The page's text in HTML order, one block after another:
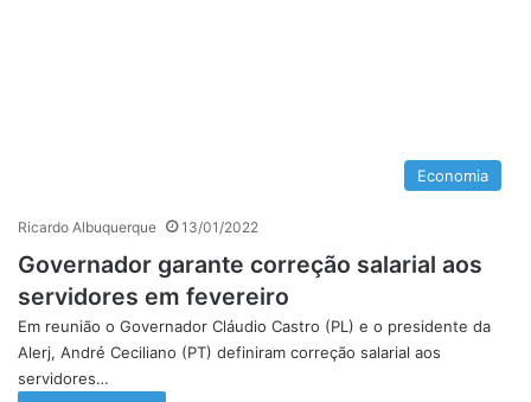
Economia
Ricardo Albuquerque 13/01/2022
Governador garante correção salarial aos
servidores em fevereiro
Em reunião o Governador Cláudio Castro (PL) e o presidente da
Alerj, André Ceciliano (PT) definiram correção salarial aos
servidores…